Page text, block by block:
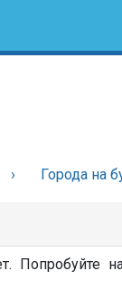
Города на
Попробуйте